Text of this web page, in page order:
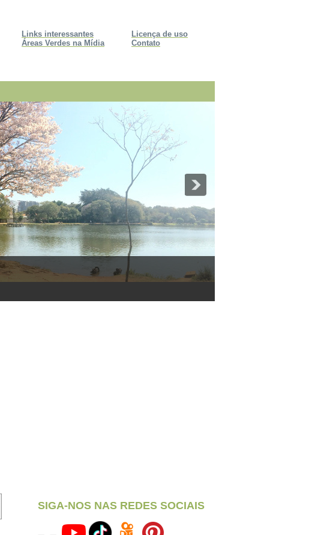
Licença de uso
Contato
Links interessantes
Áreas Verdes na Mídia
SIGA-NOS NAS REDES SOCIAIS